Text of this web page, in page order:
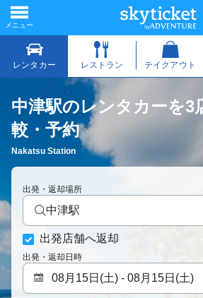
中津駅のレンタカーを3
較・予約
Nakatsu Station
出発・返却場所
中津駅
出発店舗へ返却
出発・返却日時